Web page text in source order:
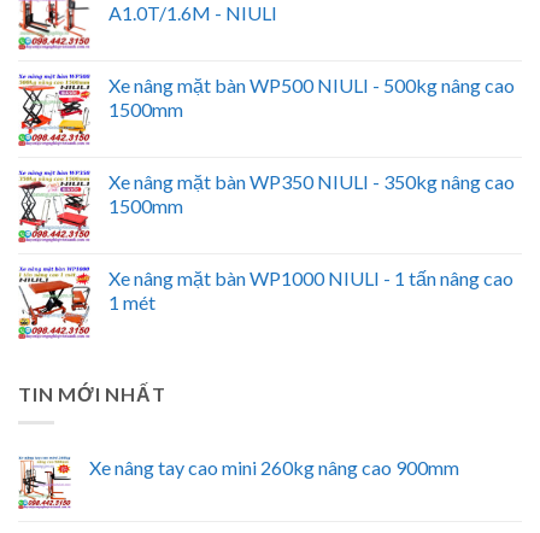
A1.0T/1.6M - NIULI
Xe nâng mặt bàn WP500 NIULI - 500kg nâng cao
1500mm
Xe nâng mặt bàn WP350 NIULI - 350kg nâng cao
1500mm
Xe nâng mặt bàn WP1000 NIULI - 1 tấn nâng cao
1 mét
TIN MỚI NHẤT
Xe nâng tay cao mini 260kg nâng cao 900mm